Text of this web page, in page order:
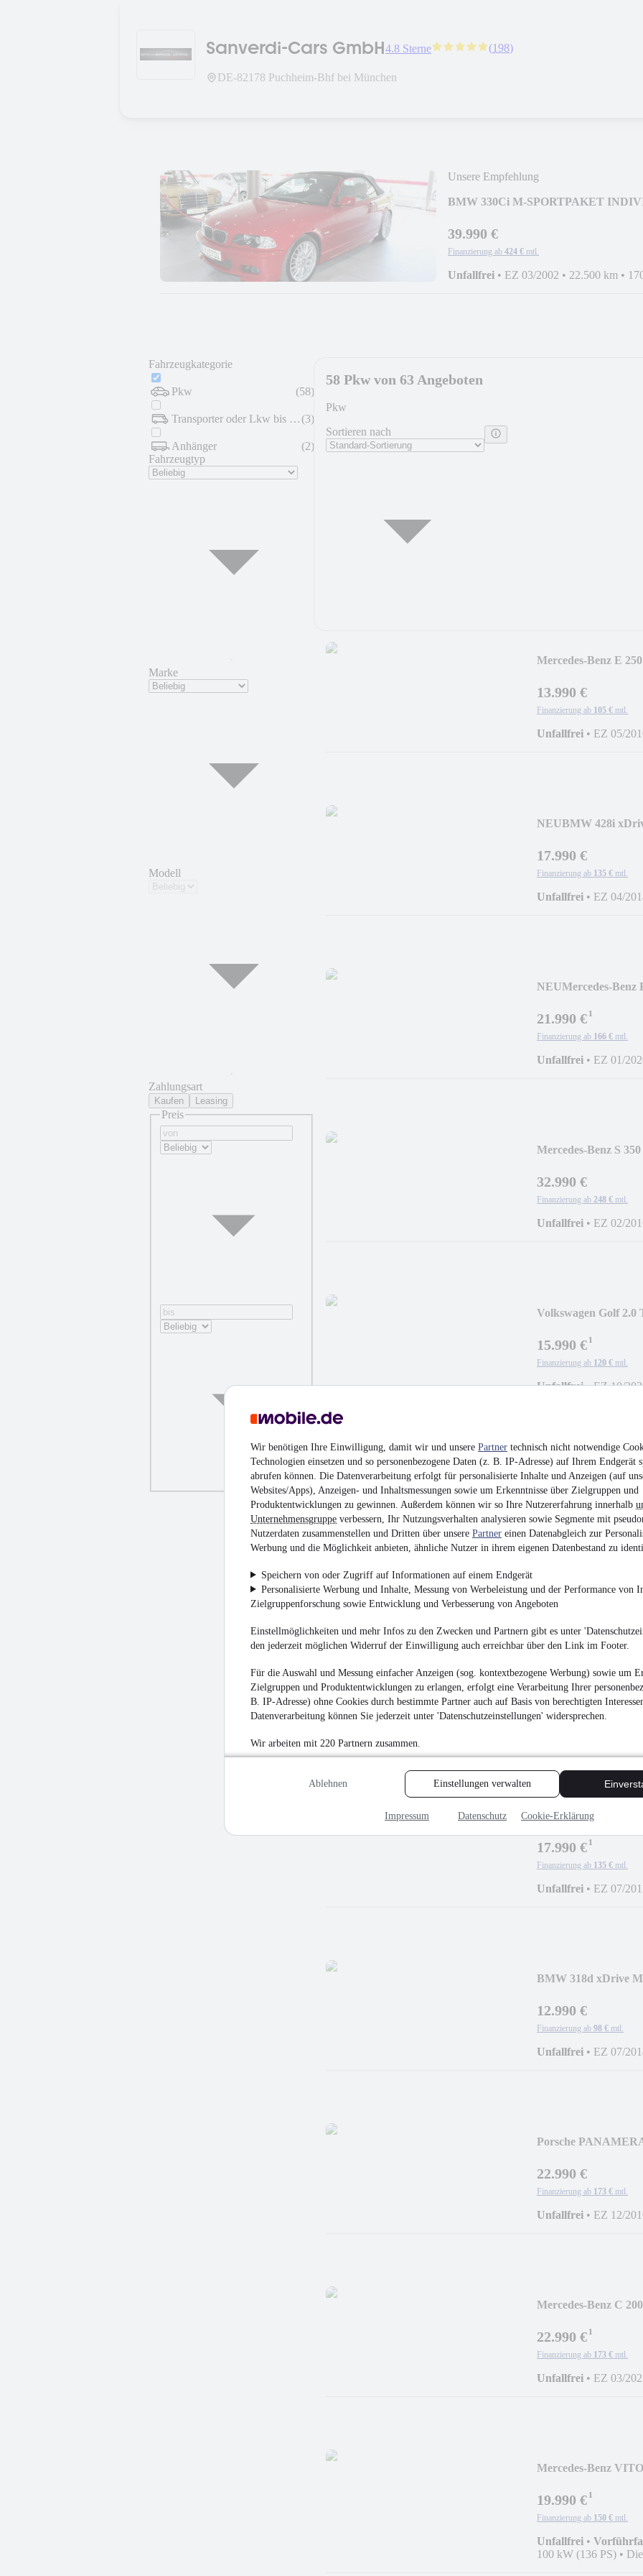
Wir benötigen Ihre Einwilligung, damit wir und unsere Partner technisch nicht notwendige
Technologien einsetzen und so personenbezogene Daten (z. B. IP-Adresse) auf Ihrem Endgerät
abrufen können. Die Datenverarbeitung erfolgt für personalisierte Inhalte und Anzeigen (auf
Websites/Apps), Anzeigen- und Inhaltsmessungen sowie um Erkenntnisse über Zielgruppen und
Produktentwicklungen zu gewinnen. Außerdem können wir so Ihre Nutzererfahrung innerhalb
Unternehmensgruppe verbessern, Ihr Nutzungsverhalten analysieren sowie Segmente mit
Nutzerdaten zusammenstellen und Dritten über unsere Partner einen Datenabgleich zur
Werbung und die Möglichkeit anbieten, ähnliche Nutzer in ihrem eigenen Datenbestand zu
Speichern von oder Zugriff auf Informationen auf einem Endgerät
Personalisierte Werbung und Inhalte, Messung von Werbeleistung und der Performance von
Zielgruppenforschung sowie Entwicklung und Verbesserung von Angeboten
Einstellmöglichkeiten und mehr Infos zu den Zwecken und Partnern gibt es unter
den jederzeit möglichen Widerruf der Einwilligung auch erreichbar über den Link im Footer.
Für die Auswahl und Messung einfacher Anzeigen (sog. kontextbezogene Werbung) sowie um
Zielgruppen und Produktentwicklungen zu erlangen, erfolgt eine Verarbeitung Ihrer
B. IP-Adresse) ohne Cookies durch bestimmte Partner auch auf Basis von berechtigten
Datenverarbeitung können Sie jederzeit unter 'Datenschutzeinstellungen' widersprechen.
Wir arbeiten mit 220 Partnern zusammen.
Ablehnen Einstellungen verwalten
Impressum Datenschutz Cookie-Erklärung
Sanverdi-Cars GmbH4.8 Sterne (198)
DE-82178 Puchheim-Bhf bei München
Unsere Empfehlung
BMW 330Ci M-SPORTPAKET
39.990 €
Finanzierung ab 424 € mtl.
Unfallfrei • EZ 03/2002 • 22.500 km •
Fahrzeugkategorie
Pkw (58)
Transporter oder Lkw bis 7,5 t (3)
Anhänger (2)
Fahrzeugtyp
Marke
Modell
Zahlungsart
Kaufen Leasing
Preis
58 Pkw von 63 Angeboten
Pkw
Sortieren nach
Mercedes-Benz E
13.990 €
Finanzierung ab 105 € mtl.
Unfallfrei • EZ 05/
NEUBMW 428i
17.990 €
Finanzierung ab 135 € mtl.
Unfallfrei • EZ 04/
NEUMercedes-
21.990 €¹
Finanzierung ab 166 € mtl.
Unfallfrei • EZ 01/
Mercedes-Benz S
32.990 €
Finanzierung ab 248 € mtl.
Unfallfrei • EZ 02/
Volkswagen Golf
15.990 €¹
Finanzierung ab 120 € mtl.
Unfallfrei•EZ 10/
NEUMercedes-
ELEGANCE
9.990 €
Finanzierung ab 75 € mtl.
Beschädigt•
Volkswagen Golf
RFK ACC
14.990 €¹
Finanzierung ab 113 € mtl.
Unfallfrei
NEUMercedes-
17.990 €¹
Finanzierung ab 135 € mtl.
Unfallfrei • EZ 07/
BMW 318d xDrive
12.990 €
Finanzierung ab 98 € mtl.
Unfallfrei • EZ 07/
Porsche
22.990 €
Finanzierung ab 173 € mtl.
Unfallfrei • EZ 12/
Mercedes-Benz C
22.990 €¹
Finanzierung ab 173 € mtl.
Unfallfrei • EZ 03/
Mercedes-Benz
19.990 €¹
Finanzierung ab 150 € mtl.
Unfallfrei •
100 kW (136 PS) •